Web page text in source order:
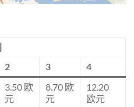
2 3
4
3.50 欧
元
8.70 欧
元
12.20
欧元